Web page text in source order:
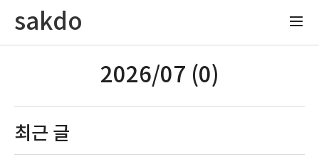
sakdo
2026/07 (0)
최근 글